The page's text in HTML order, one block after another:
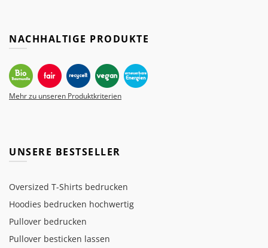
NACHHALTIGE PRODUKTE
Mehr zu unseren Produktkriterien
UNSERE BESTSELLER
Oversized T-Shirts bedrucken
Hoodies bedrucken hochwertig
Pullover bedrucken
Pullover besticken lassen